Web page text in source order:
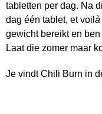
tabletten per dag. Na
dag één tablet, et voil à
gewicht bereikt en
Laat die zomer maar
Je vindt Chili Burn in